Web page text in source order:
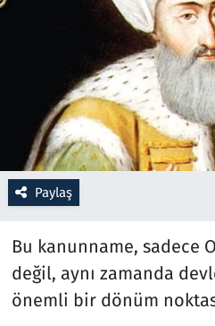
Paylaş
Bu kanunname, sadece
değil, aynı zamanda
önemli bir dönüm
Resmi İlanlar
Rüya Tabirleri
Sağlık
Savunma Sanayi
Seçim 2023
Spor